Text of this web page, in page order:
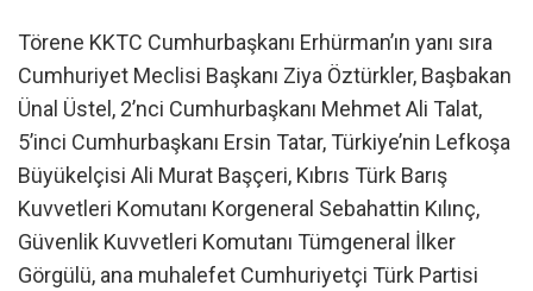
Törene KKTC Cumhurbaşkanı Erhürman’ın yanı sıra
Cumhuriyet Meclisi Başkanı Ziya Öztürkler, Başbakan
Ünal Üstel, 2’nci Cumhurbaşkanı Mehmet Ali Talat,
5’inci Cumhurbaşkanı Ersin Tatar, Türkiye’nin Lefkoşa
Büyükelçisi Ali Murat Başçeri, Kıbrıs Türk Barış
Kuvvetleri Komutanı Korgeneral Sebahattin Kılınç,
Güvenlik Kuvvetleri Komutanı Tümgeneral İlker
Görgülü, ana muhalefet Cumhuriyetçi Türk Partisi